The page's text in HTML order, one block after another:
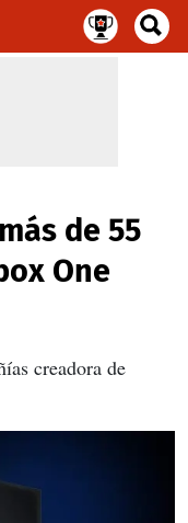
de 55
One
creadora de